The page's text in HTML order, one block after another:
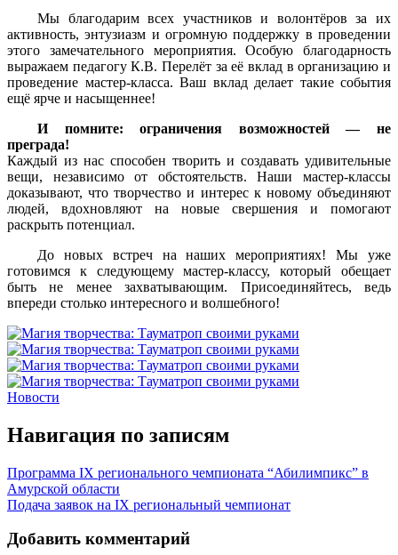
Мы благодарим всех участников и волонтёров за их
активность, энтузиазм и огромную поддержку в проведении
этого замечательного мероприятия. Особую благодарность
выражаем педагогу К.В. Перелёт за её вклад в организацию и
проведение мастер-класса. Ваш вклад делает такие события
ещё ярче и насыщеннее!
И помните: ограничения возможностей — не
преграда!
Каждый из нас способен творить и создавать удивительные
вещи, независимо от обстоятельств. Наши мастер-классы
доказывают, что творчество и интерес к новому объединяют
людей, вдохновляют на новые свершения и помогают
раскрыть потенциал.
До новых встреч на наших мероприятиях! Мы уже
готовимся к следующему мастер-классу, который обещает
быть не менее захватывающим. Присоединяйтесь, ведь
впереди столько интересного и волшебного!
Новости
Навигация по записям
Программа IX регионального чемпионата “Абилимпикс” в
Амурской области
Подача заявок на IX региональный чемпионат
Добавить комментарий